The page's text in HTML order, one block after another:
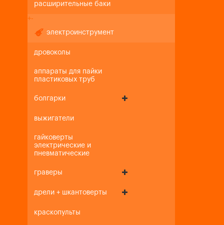
расширительные баки
+-
электроинструмент
дровоколы
аппараты для пайки
пластиковых труб
болгарки
выжигатели
гайковерты
электрические и
пневматические
граверы
дрели + шкантоверты
краскопульты